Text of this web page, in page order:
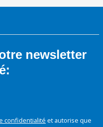
newsletter
confidentialité et autorise que